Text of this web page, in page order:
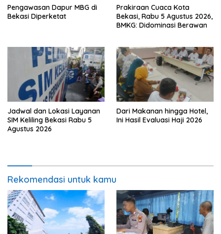
Pengawasan Dapur MBG di
Bekasi Diperketat
Prakiraan Cuaca Kota
Bekasi, Rabu 5 Agustus 2026,
BMKG: Didominasi Berawan
Jadwal dan Lokasi Layanan
SIM Keliling Bekasi Rabu 5
Agustus 2026
Dari Makanan hingga Hotel,
Ini Hasil Evaluasi Haji 2026
Rekomendasi untuk kamu